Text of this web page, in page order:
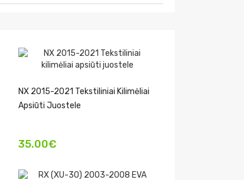
NX 2015-2021 Tekstiliniai Kilimėliai
Apsiūti Juostele
35.00€